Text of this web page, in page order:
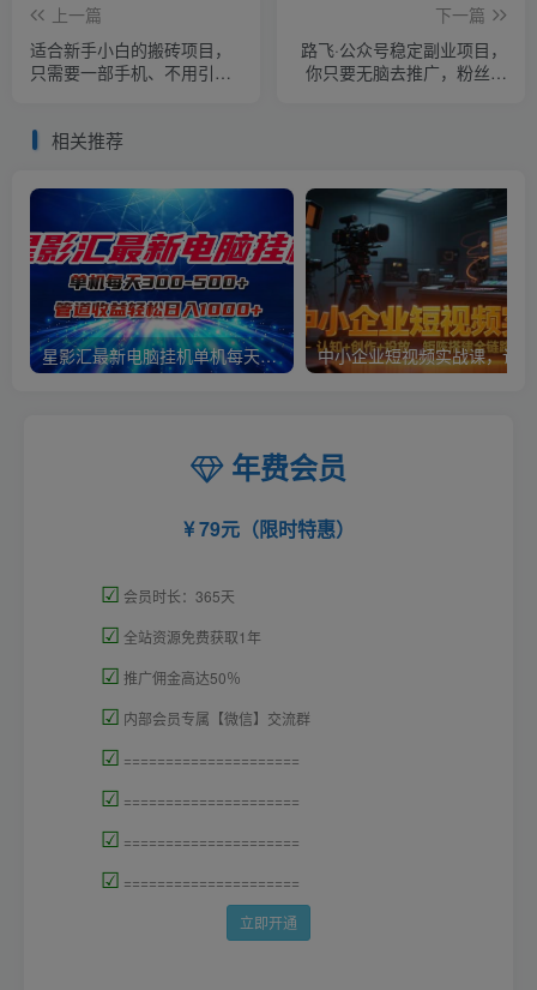
上一篇
适合新手小白的搬砖项目，
只需要一部手机、不用引流
下一篇
路飞·公众号稳定副业项目，
你只要无脑去推广，粉丝和
相关推荐
星影汇最新电脑挂机单机每天300+团队管道收益轻松日入1000+
年费会员
79元（限时特惠）
☑ 会员时长：365天
☑ 全站资源免费获取1年
☑ 推广佣金高达50％
☑ 内部会员专属【微信】交流群
☑ =====================
☑ =====================
☑ =====================
☑ =====================
立即开通